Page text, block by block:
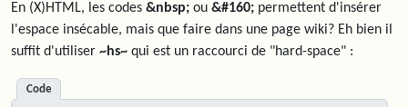
En (X)HTML, les codes &nbsp; ou &#160; permettent d'insérer
l'espace insécable, mais que faire dans une page wiki? Eh bien il
suffit d'utiliser ~hs~ qui est un raccourci de "hard-space" :
Code